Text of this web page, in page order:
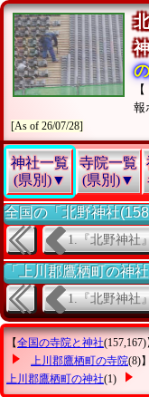
報
[As of 26/07/28]
神社一覧
(県別)▼
寺院一覧
(県別)▼
全国の「北野神社
1.『北野神社
「上川郡鷹栖町の神
1.『北野神社
【全国の寺院と神社
上川郡鷹栖町の寺院(8)
上川郡鷹栖町の神社(1)